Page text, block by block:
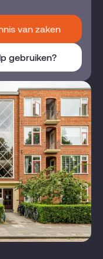
van zaken
gebruiken?